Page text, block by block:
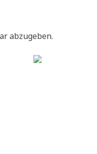
abzugeben.